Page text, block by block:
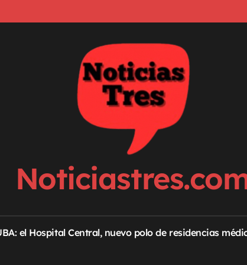
el Hospital Central, nuevo polo de residencias